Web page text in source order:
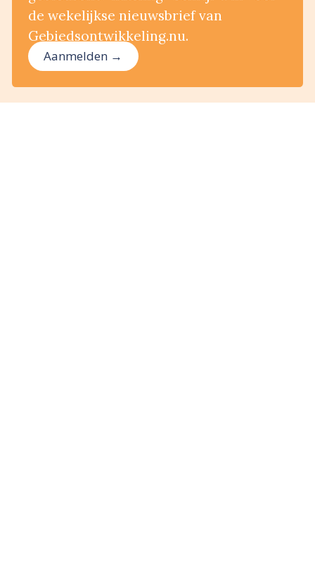
de wekelijkse nieuwsbrief van
Gebiedsontwikkeling.nu.
Aanmelden →